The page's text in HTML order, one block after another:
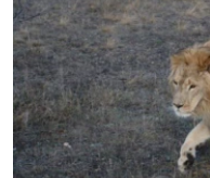
СПЕЦПРОЕКТИ
ДЕПОРТАЦІЯ
ВІДЕОУРОКИ «ELIFBE»
СВІДЧЕННЯ ОКУПАЦІЇ
УКРАЇНСЬКА ПРОБЛЕМА
ЯК ОБІЙТИ
Русский
Qırımtatar